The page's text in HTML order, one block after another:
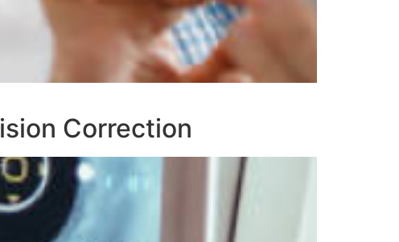
Correction